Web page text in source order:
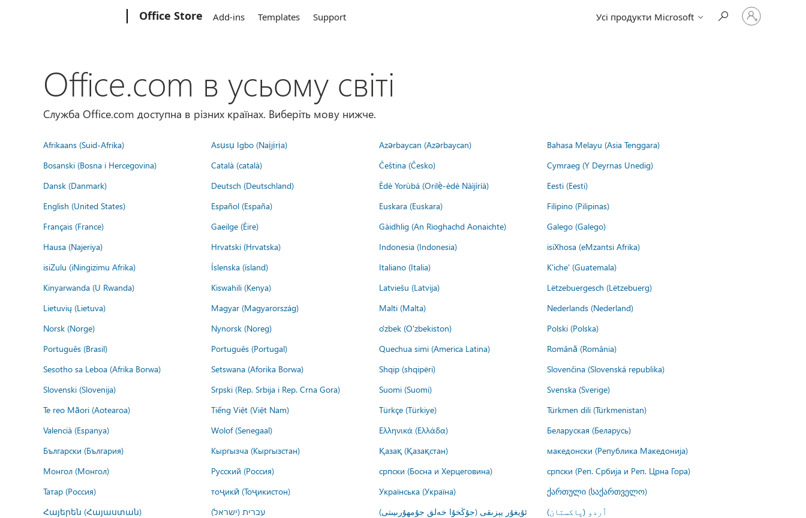
Office Store Add-ins Templates Support Усі продукти Microsoft
Увійдіть
свій
Office.com в усьому світі
Служба Office.com доступна в різних країнах. Виберіть мову нижче.
Afrikaans (Suid-Afrika) Asụsụ Igbo (Naịjịrịa) Azərbaycan (Azərbaycan)
Bahasa Melayu (Asia Tenggara)
Bosanski (Bosna i Hercegovina)
Català (català) Čeština (Česko)
Cymraeg (Y Deyrnas Unedig)
Dansk (Danmark)
Deutsch (Deutschland) Èdè Yorùbá (Orilẹ̀-èdè Nàìjíríà)
Eesti (Eesti)
English (United States)
Español (España) Euskara (Euskara)
Filipino (Pilipinas)
Français (France)
Gaeilge (Éire) Gàidhlig (An Rìoghachd Aonaichte)
Galego (Galego)
Hausa (Najeriya)
Hrvatski (Hrvatska) Indonesia (Indonesia)
isiXhosa (eMzantsi Afrika)
isiZulu (iNingizimu Afrika)
Íslenska (ísland) Italiano (Italia)
K'iche' (Guatemala)
Kinyarwanda (U Rwanda)
Kiswahili (Kenya) Latviešu (Latvija)
Lëtzebuergesch (Lëtzebuerg)
Lietuvių (Lietuva)
Magyar (Magyarország) Malti (Malta)
Nederlands (Nederland)
Norsk (Norge)
Nynorsk (Noreg) o'zbek (O'zbekiston)
Polski (Polska)
Português (Brasil)
Português (Portugal) Quechua simi (America Latina)
Română (România)
Sesotho sa Leboa (Afrika Borwa)
Setswana (Aforika Borwa) Shqip (shqipëri)
Slovenčina (Slovenská republika)
Slovenski (Slovenija)
Srpski (Rep. Srbija i Rep. Crna Gora) Suomi (Suomi)
Svenska (Sverige)
Te reo Māori (Aotearoa)
Tiếng Việt (Việt Nam) Türkçe (Türkiye)
Türkmen dili (Türkmenistan)
Valencià (Espanya)
Wolof (Senegaal) Ελληνικά (Ελλάδα)
Беларуская (Беларусь)
Български (България)
Кыргызча (Кыргызстан) Қазақ (Қазақстан)
македонски (Република Македонија)
Монгол (Монгол)
Русский (Россия) српски (Босна и Херцеговина)
српски (Реп. Србија и Реп. Црна Гора)
Татар (Россия)
тоҷикӣ (Тоҷикистон) Українська (Україна)
ქართული (საქართველო)
Հայերեն (Հայաստան)
עברית (ישראל) ئۇيغۇر يېزىقى (جۇڭخۇا خەلق جۇمھۇرىيىتى)
اُردو (پاکستان)